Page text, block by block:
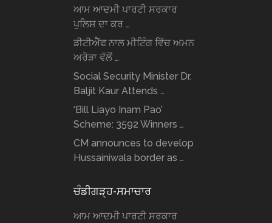
ਆਮ ਆਦਮੀ ਪਾਰਟੀ ਸਰਕਾਰ
ਪੁਲਿਸ ਦਾ ਕਰ …
ਡੀਟੀਐੱਫ ਨਾਲ ਮੀਟਿੰਗ ਵਿੱਚ ਅਮਨ
ਅਰੋੜਾ ਵੱਲੋਂ …
Social Security Minister Dr.
Baljit Kaur Attends …
‘Bill Liayo Inam Pao’
Scheme: 3592 Winners …
CM announces to develop
Hussainiwala border as …
ਚੰਡੀਗੜ੍ਹ-ਸਮਾਚਾਰ
ਆਮ ਆਦਮੀ ਪਾਰਟੀ ਸਰਕਾਰ